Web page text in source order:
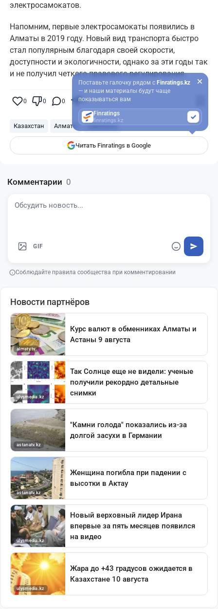
электросамокатов.
Напомним, первые электросамокаты появились в
Алматы в 2019 году. Новый вид транспорта быстро
стал популярным благодаря своей скорости,
доступности и экологичности, однако за эти годы так
и не получил четкого правового регулирования.
0 0 0 0
Казахстан Алматы самокаты
Читать Finratings в Google
Поставьте галочку рядом с Finratings.kz
— и наши материалы будут чаще
показываться вам
Finratings
finratings.kz
Комментарии 0
GIF
Соблюдайте правила сообщества при комментировании